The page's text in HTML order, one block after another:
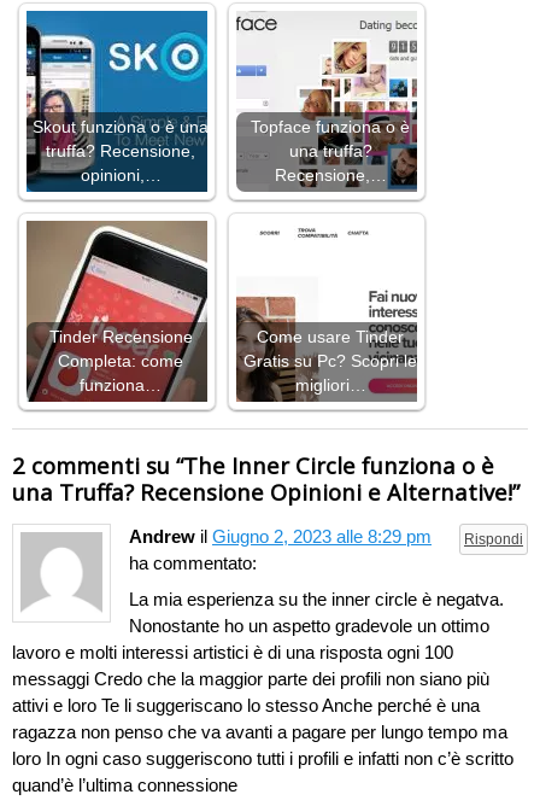
Skout funziona o è una
truffa? Recensione,
opinioni,…
Topface funziona o è
una truffa?
Recensione,…
Tinder Recensione
Completa: come
funziona…
Come usare Tinder
Gratis su Pc? Scopri le
migliori…
2 commenti su “The Inner Circle funziona o è
una Truffa? Recensione Opinioni e Alternative!”
Rispondi
Andrew il Giugno 2, 2023 alle 8:29 pm
ha commentato:
La mia esperienza su the inner circle è negatva.
Nonostante ho un aspetto gradevole un ottimo
lavoro e molti interessi artistici è di una risposta ogni 100
messaggi Credo che la maggior parte dei profili non siano più
attivi e loro Te li suggeriscano lo stesso Anche perché è una
ragazza non penso che va avanti a pagare per lungo tempo ma
loro In ogni caso suggeriscono tutti i profili e infatti non c’è scritto
quand’è l’ultima connessione